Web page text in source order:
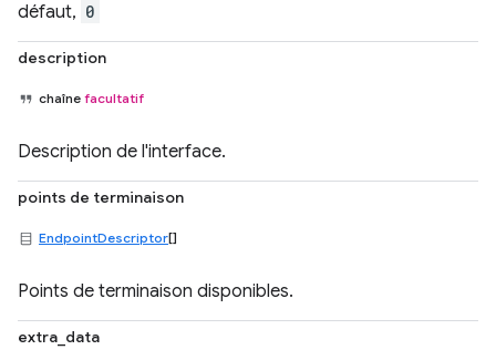
défaut, 0
description
chaîne facultatif
Description de l'interface.
points de terminaison
EndpointDescriptor[]
Points de terminaison disponibles.
extra_data